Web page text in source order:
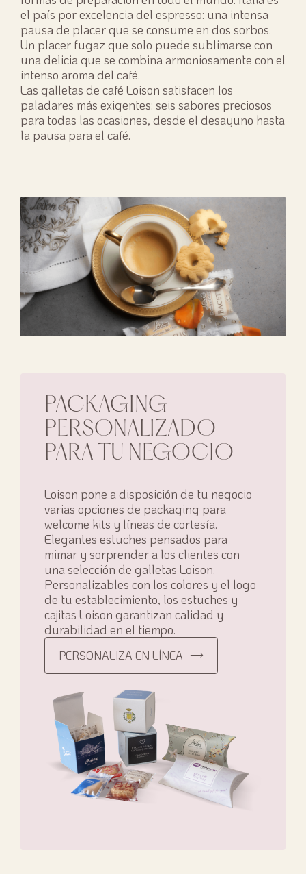
el país por excelencia del espresso: una intensa
pausa de placer que se consume en dos sorbos.
Un placer fugaz que solo puede sublimarse con
una delicia que se combina armoniosamente con el
intenso aroma del café.
Las galletas de café Loison satisfacen los
paladares más exigentes: seis sabores preciosos
para todas las ocasiones, desde el desayuno hasta
la pausa para el café.
PACKAGING
PERSONALIZADO
PARA TU NEGOCIO
Loison pone a disposición de tu negocio
varias opciones de packaging para
welcome kits y líneas de cortesía.
Elegantes estuches pensados para
mimar y sorprender a los clientes con
una selección de galletas Loison.
Personalizables con los colores y el logo
de tu establecimiento, los estuches y
cajitas Loison garantizan calidad y
durabilidad en el tiempo.
PERSONALIZA EN LÍNEA